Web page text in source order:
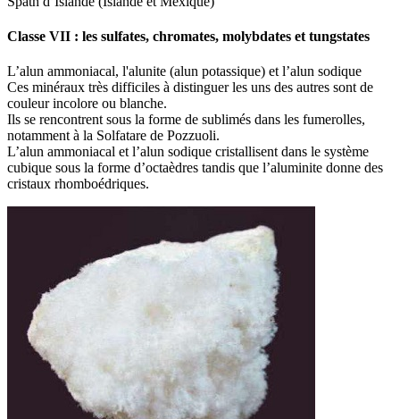
Classe VII : les sulfates, chromates, molybdates et tungstates
L’alun ammoniacal, l'alunite (alun potassique) et l’alun sodique
Ces minéraux très difficiles à distinguer les uns des autres sont de
couleur incolore ou blanche.
Ils se rencontrent sous la forme de sublimés dans les fumerolles,
notamment à la Solfatare de Pozzuoli.
L’alun ammoniacal et l’alun sodique cristallisent dans le système
cubique sous la forme d’octaèdres tandis que l’aluminite donne des
cristaux rhomboédriques.